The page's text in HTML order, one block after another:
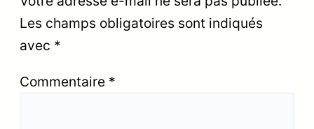
Les champs obligatoires sont indiqués
avec *
Commentaire *